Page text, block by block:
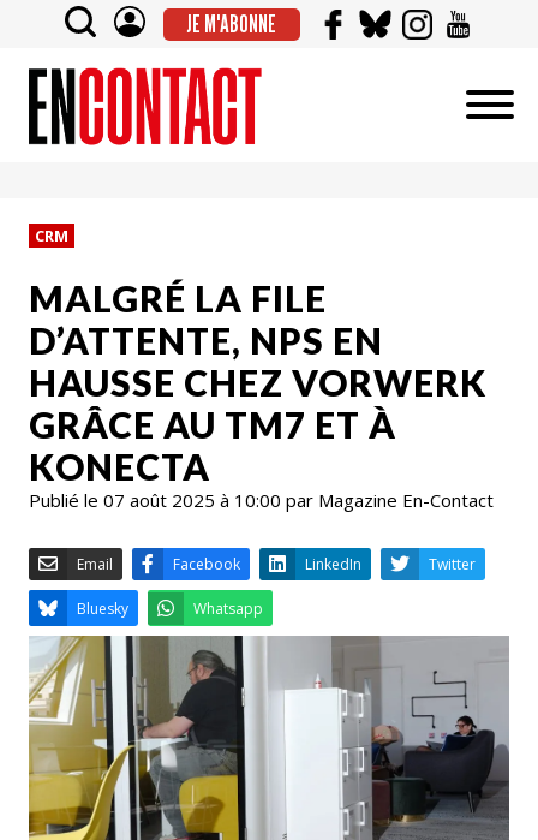
JE M'ABONNE
CRM
MALGRÉ LA FILE
D’ATTENTE, NPS EN
HAUSSE CHEZ VORWERK
GRÂCE AU TM7 ET À
KONECTA
Publié le 07 août 2025 à 10:00 par Magazine En-Contact
Email Facebook LinkedIn
Bluesky